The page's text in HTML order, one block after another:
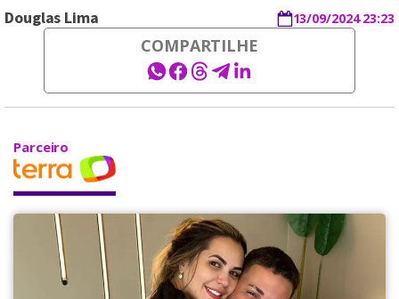
Douglas Lima 13/09/2024 23:23
COMPARTILHE
Parceiro